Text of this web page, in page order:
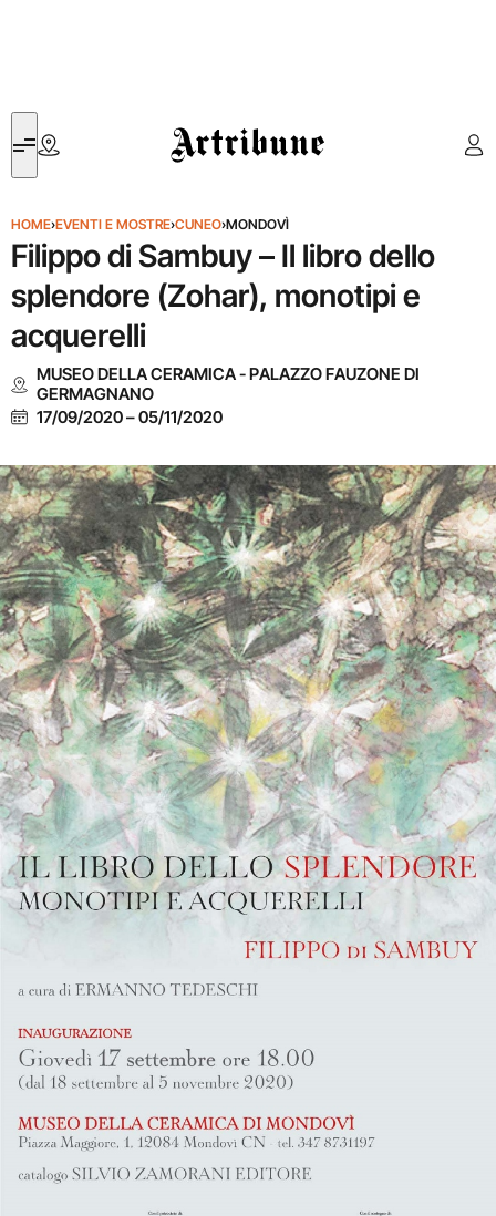
Artribune
HOME›EVENTI E MOSTRE›CUNEO›MONDOVÌ
Filippo di Sambuy – Il libro dello
splendore (Zohar), monotipi e
acquerelli
MUSEO DELLA CERAMICA - PALAZZO FAUZONE DI
GERMAGNANO
17/09/2020–05/11/2020